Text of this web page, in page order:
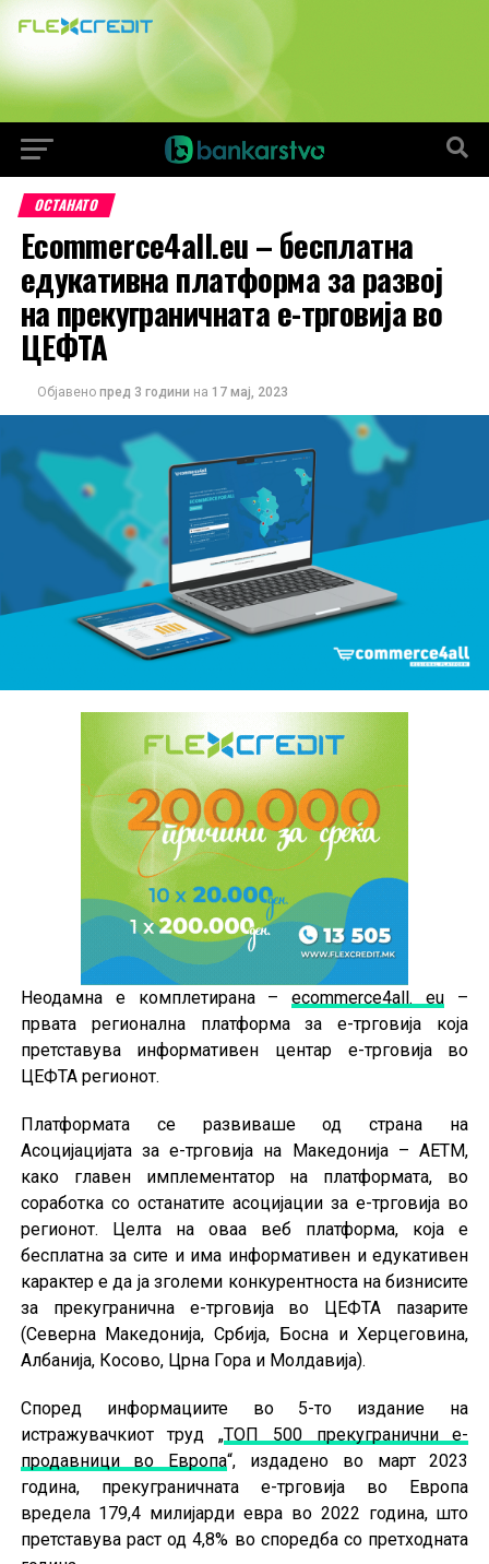
ОСТАНАТО
Еcommerce4all.eu – бесплатна
едукативна платформа за развој
на прекуграничната е-трговија во
ЦЕФТА
Објавено пред 3 години на 17 мај, 2023
Неодамна е комплетирана –ecommerce4all. eu –
првата регионална платформа за е-трговија која
претставува информативен центар е-трговија во
ЦЕФТА регионот.
Платформата се развиваше од страна на
Асоцијацијата за е-трговија на Македонија – АЕТМ,
како главен имплементатор на платформата, во
соработка со останатите асоцијации за е-трговија во
регионот. Целта на оваа веб платформа, која е
бесплатна за сите и има информативен и едукативен
карактер е да ја зголеми конкурентноста на бизнисите
за прекугранична е-трговија во ЦЕФТА пазарите
(Северна Македонија, Србија, Босна и Херцеговина,
Албанија, Косово, Црна Гора и Молдавија).
Според информациите во 5-то издание на
истражувачкиот труд „ТОП 500 прекугранични е-
продавници во Европа“, издадено во март 2023
година, прекуграничната е-трговија во Европа
вредела 179,4 милијарди евра во 2022 година, што
претставува раст од 4,8% во споредба со претходната